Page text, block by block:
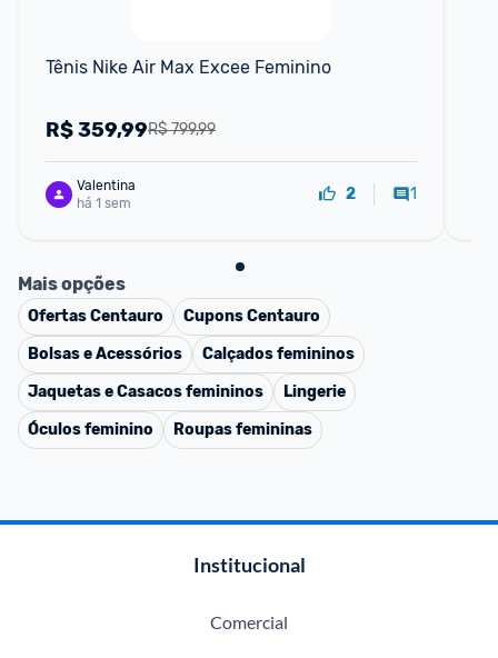
Tênis Nike Air Max Excee Feminino
R$ 799,99
R$359,99
Valentina
há 1 sem
2 1
Mais opções
OfertasCentauro CuponsCentauro
Bolsas e Acessórios
Calçados femininos
Jaquetas e Casacos femininos
Lingerie
Óculos feminino
Roupas femininas
Institucional
Comercial